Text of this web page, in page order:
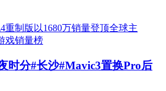
时分#长沙#Mavic3置换Pro后